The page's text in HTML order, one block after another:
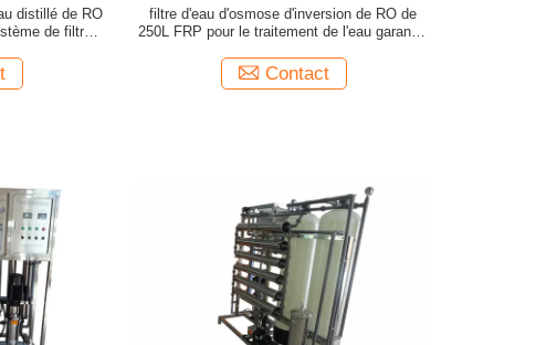
distillé de RO
de filtre
filtre d'eau d'osmose d'inversion de RO de
250L FRP pour le traitement de l'eau garantie
Contact